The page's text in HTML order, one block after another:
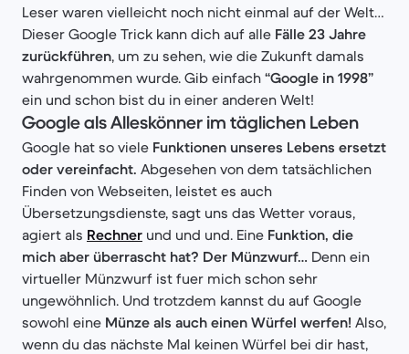
Leser waren vielleicht noch nicht einmal auf der Welt…
Dieser Google Trick kann dich auf alle Fälle 23 Jahre
zurückführen, um zu sehen, wie die Zukunft damals
wahrgenommen wurde. Gib einfach “Google in 1998”
ein und schon bist du in einer anderen Welt!
Google als Alleskönner im täglichen Leben
Google hat so viele Funktionen unseres Lebens ersetzt
oder vereinfacht. Abgesehen von dem tatsächlichen
Finden von Webseiten, leistet es auch
Übersetzungsdienste, sagt uns das Wetter voraus,
agiert als Rechner und und und. Eine Funktion, die
mich aber überrascht hat? Der Münzwurf… Denn ein
virtueller Münzwurf ist fuer mich schon sehr
ungewöhnlich. Und trotzdem kannst du auf Google
sowohl eine Münze als auch einen Würfel werfen! Also,
wenn du das nächste Mal keinen Würfel bei dir hast,